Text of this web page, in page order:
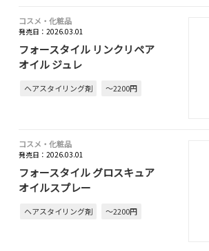
コスメ・化粧品
発売日：2026.03.01
フォースタイル リンクリペア
オイル ジュレ
ヘアスタイリング剤 ～2200円
コスメ・化粧品
発売日：2026.03.01
フォースタイル グロスキュア
オイルスプレー
ヘアスタイリング剤 ～2200円